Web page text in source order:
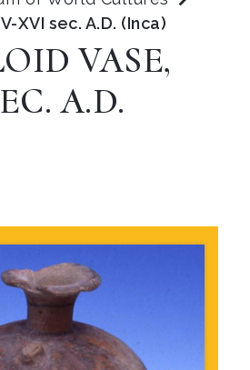
XVI sec. A.D. (Inca)
VASE,
A.D.